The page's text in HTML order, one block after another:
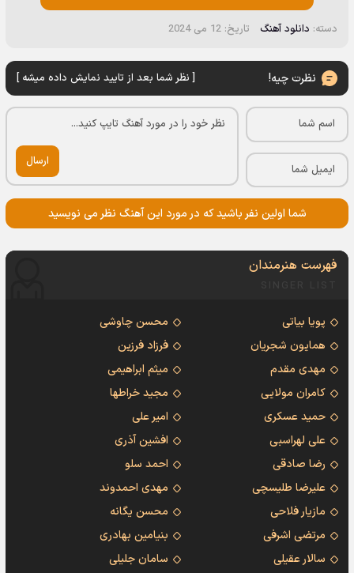
دسته: دانلود آهنگ تاریخ: 12 می 2024
نظرت چیه! [ نظر شما بعد از تایید نمایش داده میشه ]
ارسال
شما اولین نفر باشید که در مورد این آهنگ نظر می نویسید
فهرست هنرمندان
پویا بیاتی
محسن چاوشی
همایون شجریان
فرزاد فرزین
مهدی مقدم
میثم ابراهیمی
کامران مولایی
مجید خراطها
حمید عسکری
امیر علی
علی لهراسبی
افشین آذری
رضا صادقی
احمد سلو
علیرضا طلیسچی
مهدی احمدوند
مازیار فلاحی
محسن یگانه
مرتضی اشرفی
بنیامین بهادری
سالار عقیلی
سامان جلیلی